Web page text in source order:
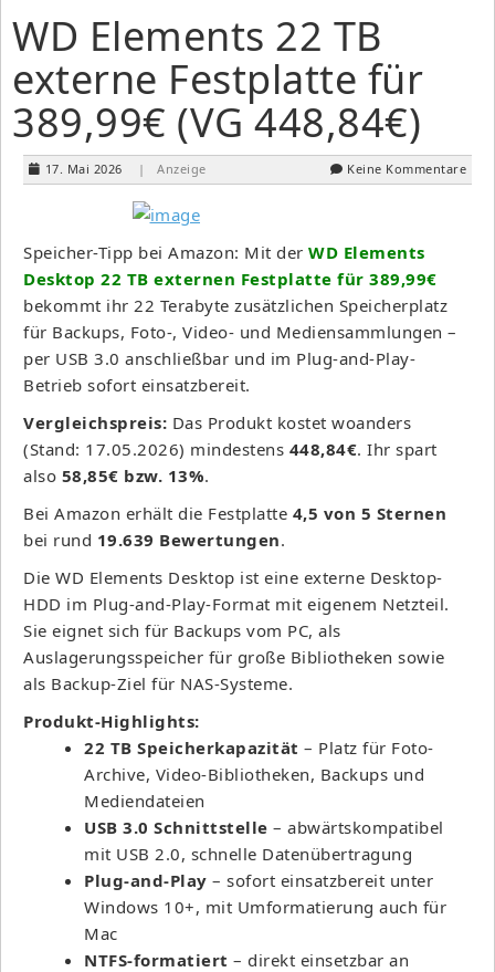
WD Elements 22 TB
externe Festplatte für
389,99€ (VG 448,84€)
17. Mai 2026 | Anzeige Keine Kommentare
Speicher-Tipp bei Amazon: Mit der WD Elements
Desktop 22 TB externen Festplatte für 389,99€
bekommt ihr 22 Terabyte zusätzlichen Speicherplatz
für Backups, Foto-, Video- und Mediensammlungen –
per USB 3.0 anschließbar und im Plug-and-Play-
Betrieb sofort einsatzbereit.
Vergleichspreis: Das Produkt kostet woanders
(Stand: 17.05.2026) mindestens 448,84€. Ihr spart
also 58,85€ bzw. 13%.
Bei Amazon erhält die Festplatte 4,5 von 5 Sternen
bei rund 19.639 Bewertungen.
Die WD Elements Desktop ist eine externe Desktop-
HDD im Plug-and-Play-Format mit eigenem Netzteil.
Sie eignet sich für Backups vom PC, als
Auslagerungsspeicher für große Bibliotheken sowie
als Backup-Ziel für NAS-Systeme.
Produkt-Highlights:
22 TB Speicherkapazität – Platz für Foto-
Archive, Video-Bibliotheken, Backups und
Mediendateien
USB 3.0 Schnittstelle – abwärtskompatibel
mit USB 2.0, schnelle Datenübertragung
Plug-and-Play – sofort einsatzbereit unter
Windows 10+, mit Umformatierung auch für
Mac
NTFS-formatiert – direkt einsetzbar an